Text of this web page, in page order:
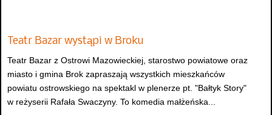
Teatr Bazar wystąpi w Broku
Teatr Bazar z Ostrowi Mazowieckiej, starostwo powiatowe oraz
miasto i gmina Brok zapraszają wszystkich mieszkańców
powiatu ostrowskiego na spektakl w plenerze pt. "Bałtyk Story"
w reżyserii Rafała Swaczyny. To komedia małżeńska...